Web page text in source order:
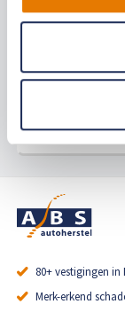
Vijftig
80+ vestigingen in
Merk-erkend